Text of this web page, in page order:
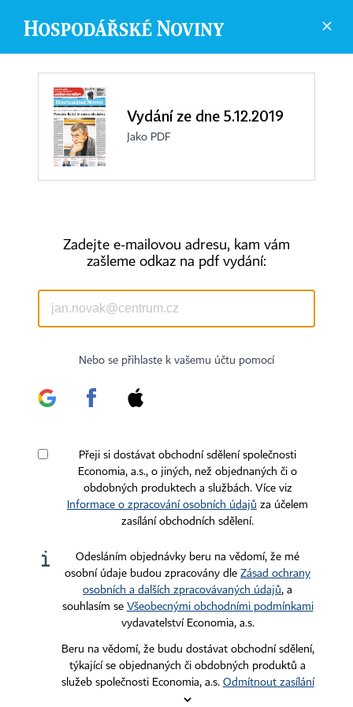
1996-2026Economia, a.s.
Hospodářské noviny (print) ISSN 0862-9587
Hospodářské noviny (online) ISSN 2787-950X
Certifikováno Sledujte nás
Economia
Ochrana osobních údajů
Nastavení soukromí
Všeobecné smluvní podmínky
Koupit / darovat předplatné
Vydání ze dne 5.12.2019
Jako PDF
Zadejte e-mailovou adresu, kam vám
zašleme odkaz na pdf vydání:
Nebo se přihlaste k vašemu účtu pomocí
Přeji si dostávat obchodní sdělení společnosti
Economia, a.s., o jiných, než objednaných či o
obdobných produktech a službách. Více viz
Informace o zpracování osobních údajů za účelem
zasílání obchodních sdělení.
Odesláním objednávky beru na vědomí, že mé
osobní údaje budou zpracovány dle Zásad ochrany
osobních a dalších zpracovávaných údajů, a
souhlasím se Všeobecnými obchodními podmínkami
vydavatelství Economia, a.s.
Beru na vědomí, že budu dostávat obchodní sdělení,
týkající se objednaných či obdobných produktů a
služeb společnosti Economia, a.s. Odmítnout zasílání